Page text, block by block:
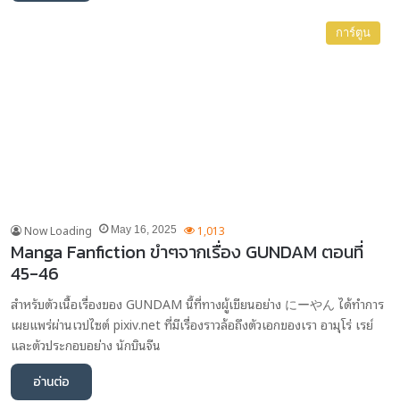
การ์ตูน
Now Loading May 16, 2025 1,013
Manga Fanfiction ขำๆจากเรื่อง GUNDAM ตอนที่
45-46
สำหรับตัวเนื้อเรื่องของ GUNDAM นี้ที่ทางผู้เขียนอย่าง にーやん ได้ทำการ
เผยแพร่ผ่านเวปไซต์ pixiv.net ที่มีเรื่องราวล้อถึงตัวเอกของเรา อามุโร่ เรย์
และตัวประกอบอย่าง นักบินจีน
อ่านต่อ